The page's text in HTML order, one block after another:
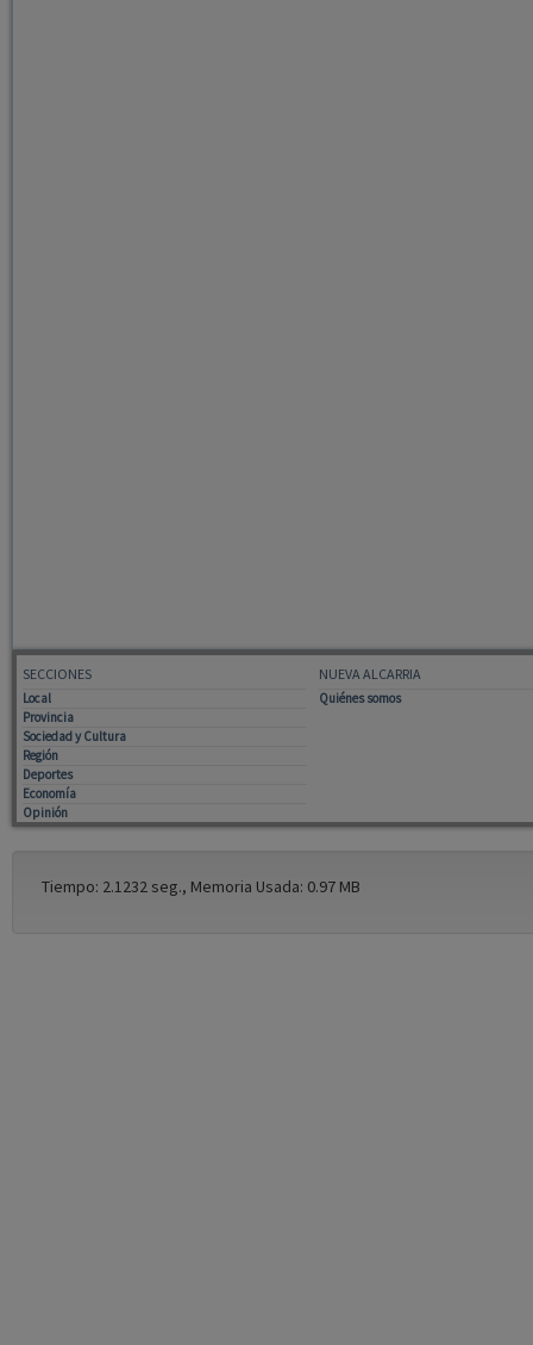
SECCIONES
Local
Provincia
Sociedad y Cultura
Región
Deportes
Economía
Opinión
NUEVA ALCARRIA
Quiénes somos
Tiempo: 2.1232 seg., Memoria Usada: 0.97 MB